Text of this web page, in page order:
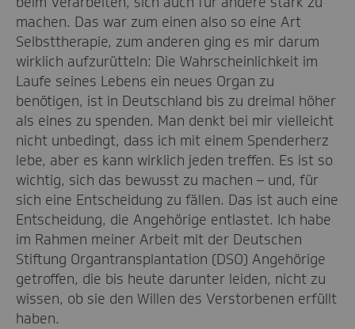
machen. Das war zum einen also so eine Art
Selbsttherapie, zum anderen ging es mir darum
wirklich aufzurütteln: Die Wahrscheinlichkeit im
Laufe seines Lebens ein neues Organ zu
benötigen, ist in Deutschland bis zu dreimal höher
als eines zu spenden. Man denkt bei mir vielleicht
nicht unbedingt, dass ich mit einem Spenderherz
lebe, aber es kann wirklich jeden treffen. Es ist so
wichtig, sich das bewusst zu machen – und, für
sich eine Entscheidung zu fällen. Das ist auch eine
Entscheidung, die Angehörige entlastet. Ich habe
im Rahmen meiner Arbeit mit der Deutschen
Stiftung Organtransplantation (DSO) Angehörige
getroffen, die bis heute darunter leiden, nicht zu
wissen, ob sie den Willen des Verstorbenen erfüllt
haben.